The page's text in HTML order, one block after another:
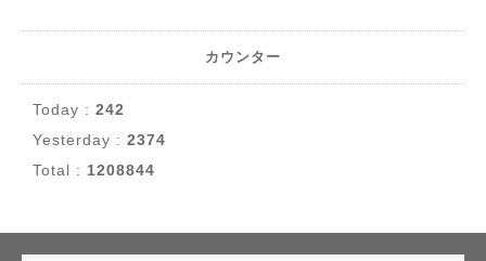
カウンター
Today : 242
Yesterday : 2374
Total : 1208844